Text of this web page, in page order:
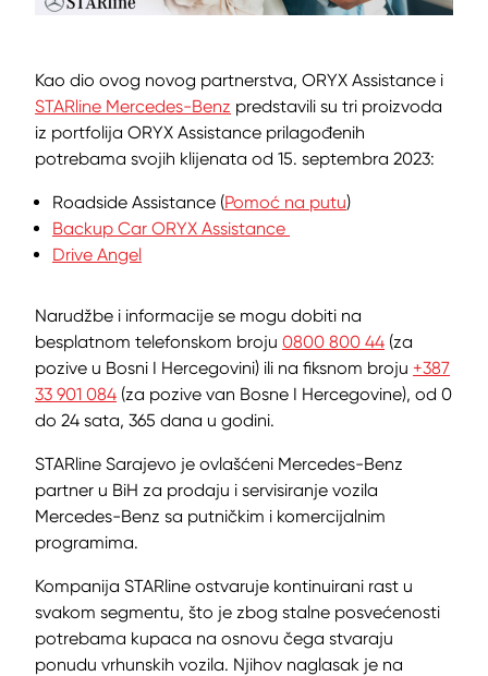
Kao dio ovog novog partnerstva, ORYX Assistance i
STARline Mercedes-Benz predstavili su tri proizvoda
iz portfolija ORYX Assistance prilagođenih
potrebama svojih klijenata od 15. septembra 2023:
Roadside Assistance (Pomoć na putu)
Backup Car ORYX Assistance
Drive Angel
Narudžbe i informacije se mogu dobiti na
besplatnom telefonskom broju 0800 800 44 (za
pozive u Bosni I Hercegovini) ili na fiksnom broju +387
33 901 084 (za pozive van Bosne I Hercegovine), od 0
do 24 sata, 365 dana u godini.
STARline Sarajevo je ovlašćeni Mercedes-Benz
partner u BiH za prodaju i servisiranje vozila
Mercedes-Benz sa putničkim i komercijalnim
programima.
Kompanija STARline ostvaruje kontinuirani rast u
svakom segmentu, što je zbog stalne posvećenosti
potrebama kupaca na osnovu čega stvaraju
ponudu vrhunskih vozila. Njihov naglasak je na